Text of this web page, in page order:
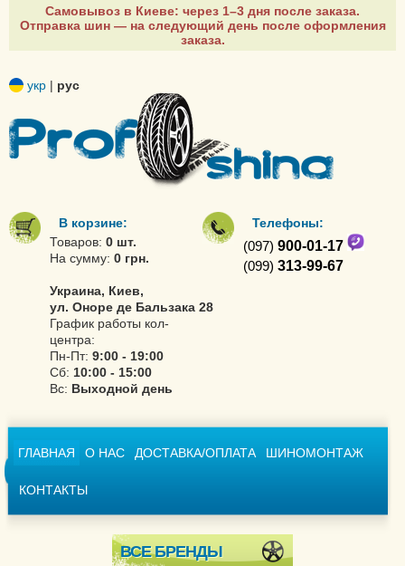
Самовывоз в Киеве: через 1–3 дня после заказа.
Отправка шин — на следующий день после оформления
заказа.
укр | рус
В корзине:
Товаров: 0 шт.
На сумму: 0 грн.
Украина, Киев,
ул. Оноре де Бальзака 28
График работы кол-
центра:
Пн-Пт: 9:00 - 19:00
Сб: 10:00 - 15:00
Вс: Выходной день
Телефоны:
(097) 900-01-17
(099) 313-99-67
ГЛАВНАЯ О НАС ДОСТАВКА/ОПЛАТА ШИНОМОНТАЖ
КОНТАКТЫ
ВСЕ БРЕНДЫ